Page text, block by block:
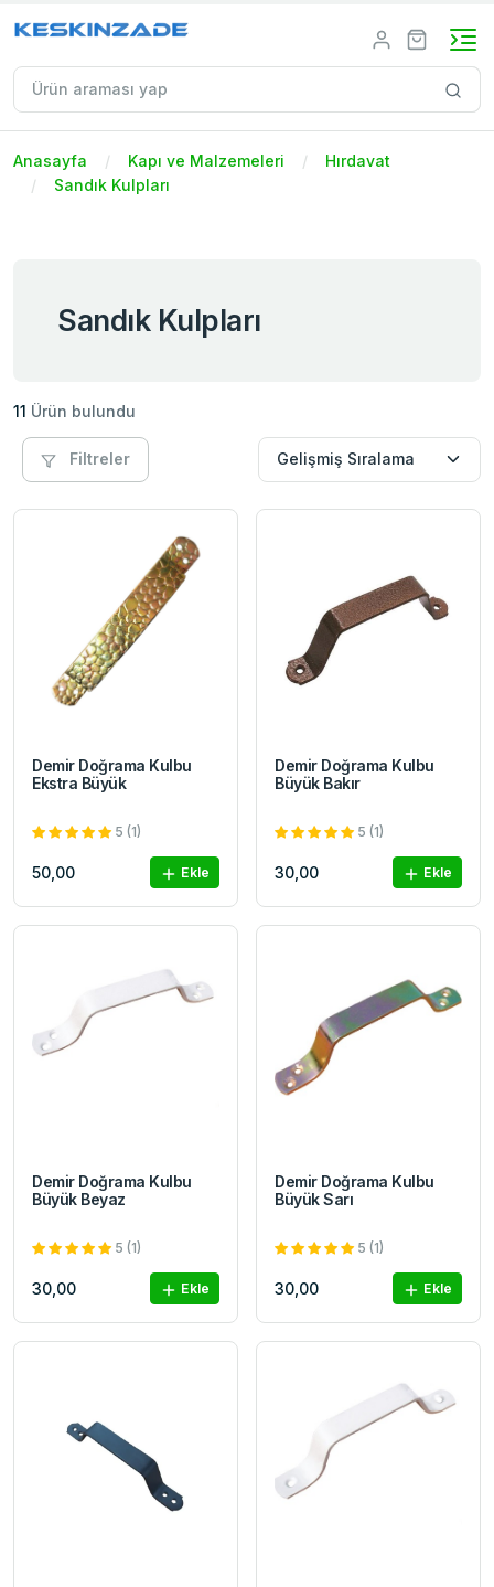
Anasayfa Kapı ve Malzemeleri
Hırdavat
Sandık Kulpları
Sandık Kulpları
11 Ürün bulundu
Filtreler
Demir Doğrama Kulbu
Ekstra Büyük
5 (1)
50,00 Ekle
Demir Doğrama Kulbu
Büyük Bakır
5 (1)
30,00 Ekle
Demir Doğrama Kulbu
Büyük Beyaz
5 (1)
30,00 Ekle
Demir Doğrama Kulbu
Büyük Sarı
5 (1)
30,00 Ekle